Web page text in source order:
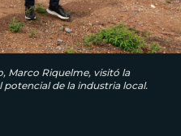
Marco Riquelme, visitó la
potencial de la industria local.